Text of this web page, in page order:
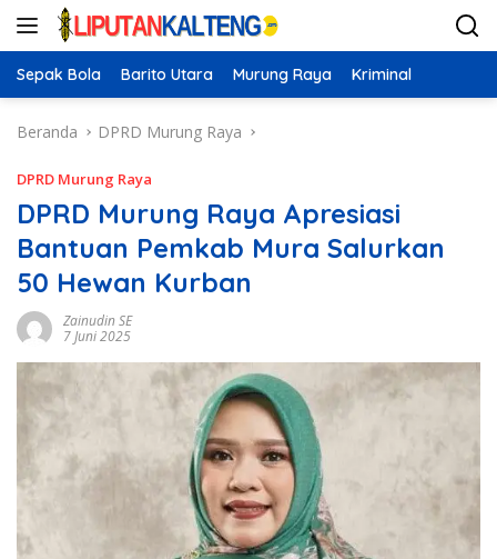
Langsung
Sepak Bola Barito Utara Murung Raya Kriminal
Beranda DPRD Murung Raya
DPRD Murung Raya
DPRD Murung Raya Apresiasi
Bantuan Pemkab Mura Salurkan
50 Hewan Kurban
Zainudin SE
7 Juni 2025